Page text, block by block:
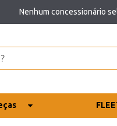
Nenhum concessionário